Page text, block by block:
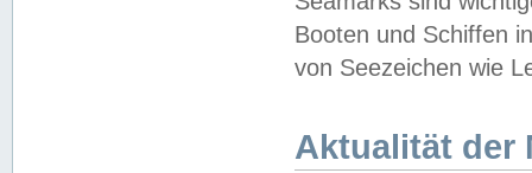
Booten und Schiffen
von Seezeichen wie
Aktualität der